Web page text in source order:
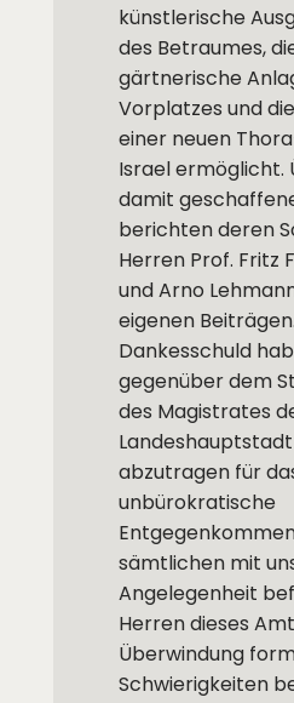
künstlerische
des Betraumes,
gärtnerische
Vorplatzes und
einer neuen
Israel ermöglicht.
damit
berichten deren
Herren Prof. Fritz
und Arno
eigenen
Dankesschuld
gegenüber dem
des Magistrates
Landeshauptstadt
abzutragen für
unbürokratische
sämtlichen mit
Angelegenheit
Herren dieses
Überwindung
Schwierigkeiten